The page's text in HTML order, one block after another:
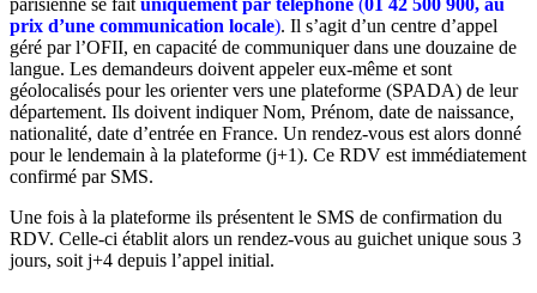
prix d’une communication locale). Il s’agit d’un centre d’appel
géré par l’OFII, en capacité de communiquer dans une douzaine de
langue. Les demandeurs doivent appeler eux-même et sont
géolocalisés pour les orienter vers une plateforme (SPADA) de leur
département. Ils doivent indiquer Nom, Prénom, date de naissance,
nationalité, date d’entrée en France. Un rendez-vous est alors donné
pour le lendemain à la plateforme (j+1). Ce RDV est immédiatement
confirmé par SMS.
Une fois à la plateforme ils présentent le SMS de confirmation du
RDV. Celle-ci établit alors un rendez-vous au guichet unique sous 3
jours, soit j+4 depuis l’appel initial.